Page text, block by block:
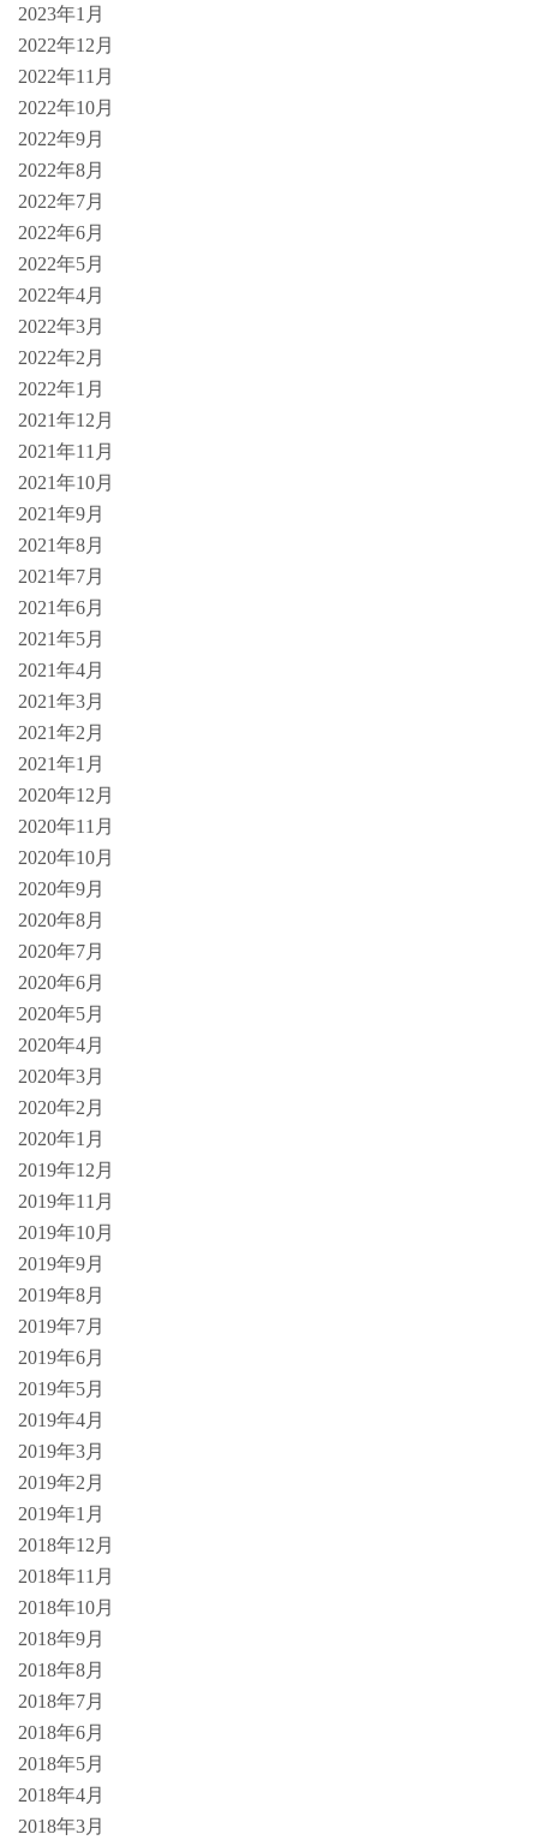
2023年1月
2022年12月
2022年11月
2022年10月
2022年9月
2022年8月
2022年7月
2022年6月
2022年5月
2022年4月
2022年3月
2022年2月
2022年1月
2021年12月
2021年11月
2021年10月
2021年9月
2021年8月
2021年7月
2021年6月
2021年5月
2021年4月
2021年3月
2021年2月
2021年1月
2020年12月
2020年11月
2020年10月
2020年9月
2020年8月
2020年7月
2020年6月
2020年5月
2020年4月
2020年3月
2020年2月
2020年1月
2019年12月
2019年11月
2019年10月
2019年9月
2019年8月
2019年7月
2019年6月
2019年5月
2019年4月
2019年3月
2019年2月
2019年1月
2018年12月
2018年11月
2018年10月
2018年9月
2018年8月
2018年7月
2018年6月
2018年5月
2018年4月
2018年3月